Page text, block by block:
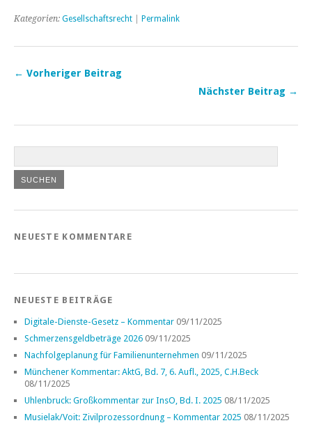
Kategorien: Gesellschaftsrecht Permalink
← Vorheriger Beitrag
Nächster Beitrag →
NEUESTE KOMMENTARE
NEUESTE BEITRÄGE
Digitale-Dienste-Gesetz – Kommentar 09/11/2025
Schmerzensgeldbeträge 2026 09/11/2025
Nachfolgeplanung für Familienunternehmen 09/11/2025
Münchener Kommentar: AktG, Bd. 7, 6. Aufl., 2025, C.H.Beck
08/11/2025
Uhlenbruck: Großkommentar zur InsO, Bd. I. 2025 08/11/2025
Musielak/Voit: Zivilprozessordnung – Kommentar 2025 08/11/2025